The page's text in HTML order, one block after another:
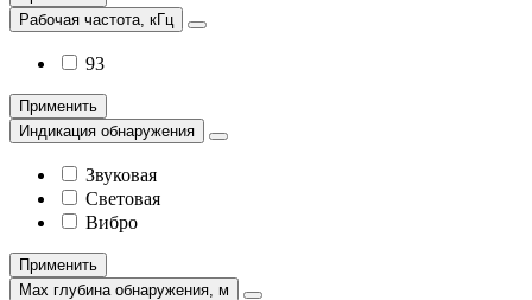
Рабочая частота, кГц
93
Применить
Индикация обнаружения
Звуковая
Световая
Вибро
Применить
Max глубина обнаружения, м